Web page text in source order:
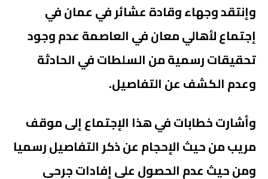
وإنتقد وجهاء وقادة عشائر في عمان في
إجتماع لأهالي معان في العاصمة عدم وجود
تحقيقات رسمية من السلطات في الحادثة
وعدم الكشف عن التفاصيل.
وأشارت خطابات في هذا الإجتماع إلى موقف
مريب من حيث الإحجام عن ذكر التفاصيل رسميا
ومن حيث عدم الحصول على إفادات جرحى